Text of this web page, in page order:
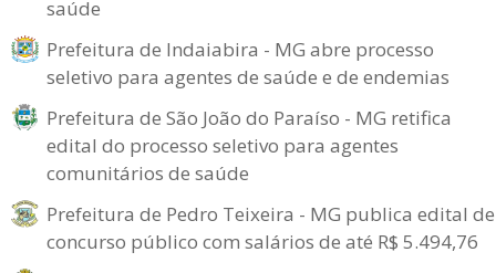
saúde
Prefeitura de Indaiabira - MG abre processo
seletivo para agentes de saúde e de endemias
Prefeitura de São João do Paraíso - MG retifica
edital do processo seletivo para agentes
comunitários de saúde
Prefeitura de Pedro Teixeira - MG publica edital de
concurso público com salários de até R$ 5.494,76